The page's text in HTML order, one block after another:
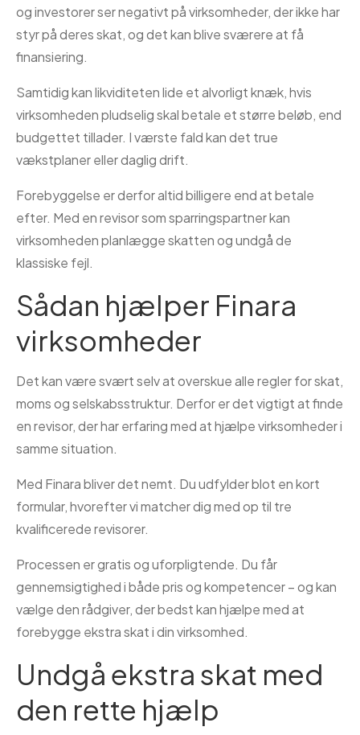
og investorer ser negativt på virksomheder, der ikke har
styr på deres skat, og det kan blive sværere at få
finansiering.
Samtidig kan likviditeten lide et alvorligt knæk, hvis
virksomheden pludselig skal betale et større beløb, end
budgettet tillader. I værste fald kan det true
vækstplaner eller daglig drift.
Forebyggelse er derfor altid billigere end at betale
efter. Med en revisor som sparringspartner kan
virksomheden planlægge skatten og undgå de
klassiske fejl.
Sådan hjælper Finara
virksomheder
Det kan være svært selv at overskue alle regler for skat,
moms og selskabsstruktur. Derfor er det vigtigt at finde
en revisor, der har erfaring med at hjælpe virksomheder i
samme situation.
Med Finara bliver det nemt. Du udfylder blot en kort
formular, hvorefter vi matcher dig med op til tre
kvalificerede revisorer.
Processen er gratis og uforpligtende. Du får
gennemsigtighed i både pris og kompetencer – og kan
vælge den rådgiver, der bedst kan hjælpe med at
forebygge ekstra skat i din virksomhed.
Undgå ekstra skat med
den rette hjælp